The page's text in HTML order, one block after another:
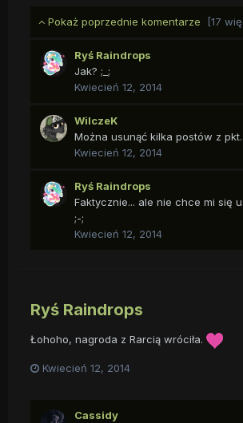
Pokaż poprzednie komentarze [17
Ryś Raindrops
Jak? ;_;
Kwiecień 12, 2014
WilczeK
Można usunąć kilka postów z
Kwiecień 12, 2014
Ryś Raindrops
Faktycznie... ale nie chce mi się
;-;
Kwiecień 12, 2014
Ryś Raindrops
Łohoho, nagroda z Rarcią wróciła.
Kwiecień 12, 2014
Cassidy